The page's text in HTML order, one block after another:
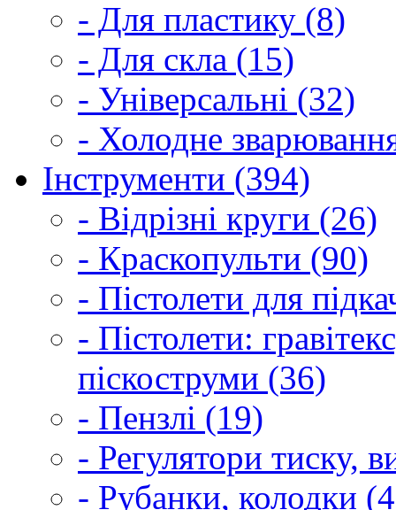
- Для пластику (8)
- Для скла (15)
- Універсальні (32)
- Холодне
Інструменти (394)
- Відрізні круги (26)
- Краскопульти (90)
- Пістолети для
- Пістолети:
піскоструми (36)
- Пензлі (19)
- Регулятори тиску,
- Рубанки, колодки